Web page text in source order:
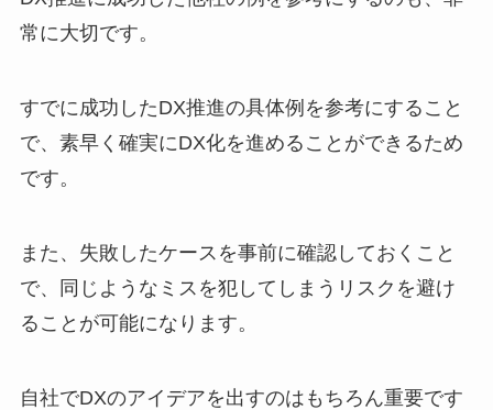
常に大切です。
すでに成功したDX推進の具体例を参考にすること
で、素早く確実にDX化を進めることができるため
です。
また、失敗したケースを事前に確認しておくこと
で、同じようなミスを犯してしまうリスクを避け
ることが可能になります。
自社でDXのアイデアを出すのはもちろん重要です